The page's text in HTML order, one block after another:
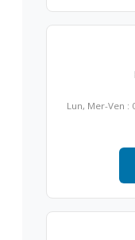
Lun, Mer-Ven :